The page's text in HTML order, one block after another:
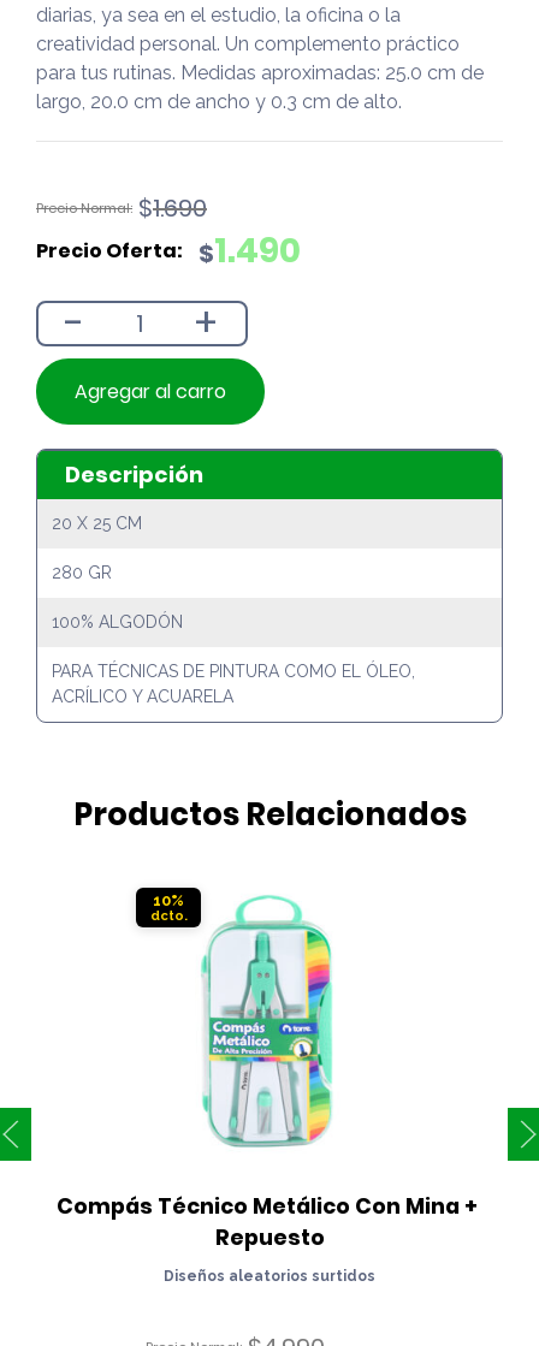
diarias, ya sea en el estudio, la oficina o la
creatividad personal. Un complemento práctico
para tus rutinas. Medidas aproximadas: 25.0 cm de
largo, 20.0 cm de ancho y 0.3 cm de alto.
$1.690
El
original
$1.690.
$1.490
El
actual
$1.490.
- +
Agregar al carro
Descripción
20 X 25 CM
280 GR
100% ALGODÓN
PARA TÉCNICAS DE PINTURA COMO EL ÓLEO,
ACRÍLICO Y ACUARELA
Productos Relacionados
10%
Compás Técnico Metálico Con Mina +
Repuesto
Diseños aleatorios surtidos